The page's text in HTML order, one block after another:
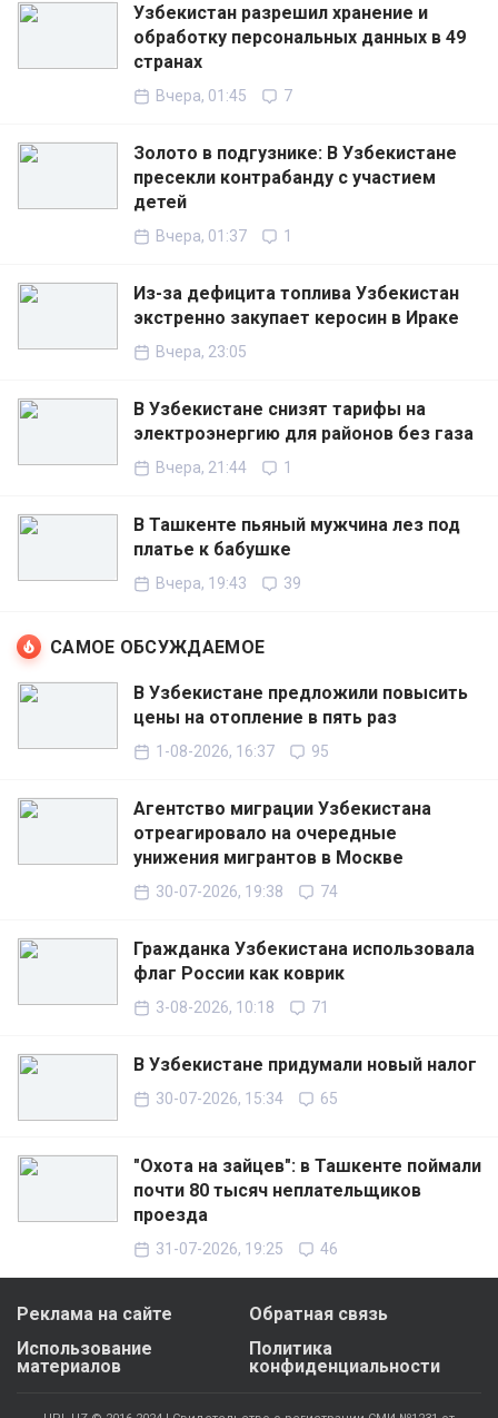
Узбекистан разрешил хранение и
обработку персональных данных в 49
странах
Вчера, 01:45 7
Золото в подгузнике: В Узбекистане
пресекли контрабанду с участием
детей
Вчера, 01:37 1
Из-за дефицита топлива Узбекистан
экстренно закупает керосин в Ираке
Вчера, 23:05
В Узбекистане снизят тарифы на
электроэнергию для районов без газа
Вчера, 21:44 1
В Ташкенте пьяный мужчина лез под
платье к бабушке
Вчера, 19:43 39
САМОЕ ОБСУЖДАЕМОЕ
В Узбекистане предложили повысить
цены на отопление в пять раз
1-08-2026, 16:37 95
Агентство миграции Узбекистана
отреагировало на очередные
унижения мигрантов в Москве
30-07-2026, 19:38 74
Гражданка Узбекистана использовала
флаг России как коврик
3-08-2026, 10:18 71
В Узбекистане придумали новый налог
30-07-2026, 15:34 65
"Охота на зайцев": в Ташкенте поймали
почти 80 тысяч неплательщиков
проезда
31-07-2026, 19:25 46
Реклама на сайте
Обратная связь
Использование
материалов
Политика
конфиденциальности